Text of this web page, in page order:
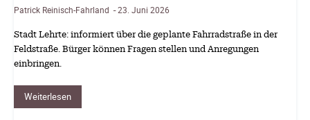
Patrick Reinisch-Fahrland -23. Juni 2026
Stadt Lehrte: informiert über die geplante Fahrradstraße in der
Feldstraße. Bürger können Fragen stellen und Anregungen
einbringen.
Weiterlesen